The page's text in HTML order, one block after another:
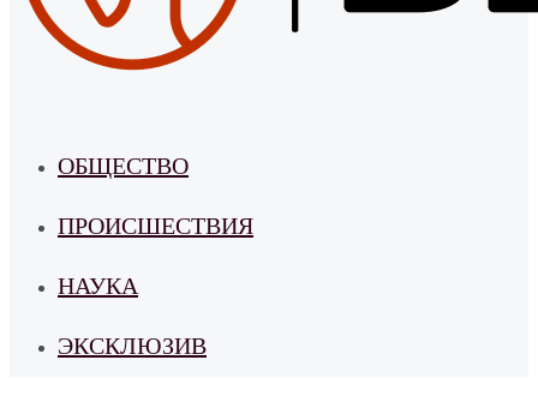
ОБЩЕСТВО
ПРОИСШЕСТВИЯ
НАУКА
ЭКСКЛЮЗИВ